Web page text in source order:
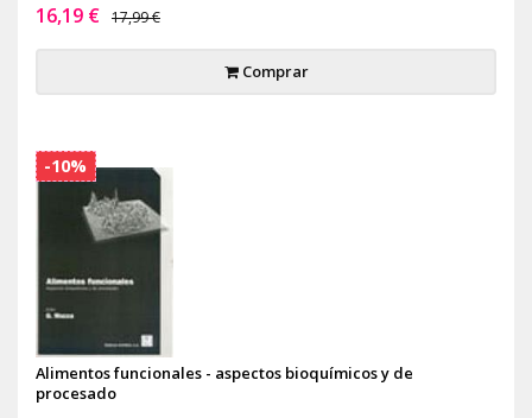
16,19 € 17,99 €
Comprar
Alimentos funcionales - aspectos bioquímicos y de
procesado
-10%